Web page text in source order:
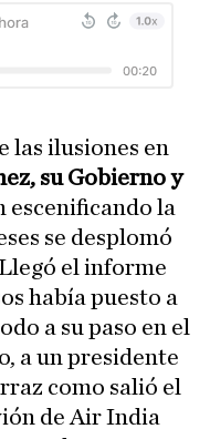
las ilusiones en
su Gobierno y
escenificando la
se desplomó
el informe
había puesto a
a su paso en el
a un presidente
como salió el
de Air India